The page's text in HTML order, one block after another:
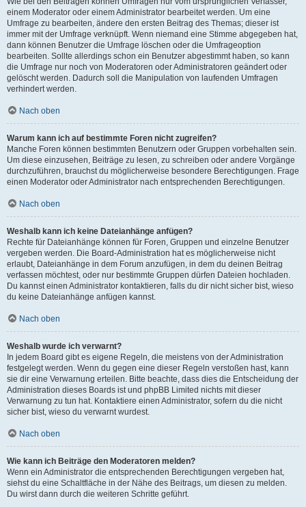
einem Moderator oder einem Administrator bearbeitet werden. Um eine
Umfrage zu bearbeiten, ändere den ersten Beitrag des Themas; dieser ist
immer mit der Umfrage verknüpft. Wenn niemand eine Stimme abgegeben hat,
dann können Benutzer die Umfrage löschen oder die Umfrageoption
bearbeiten. Sollte allerdings schon ein Benutzer abgestimmt haben, so kann
die Umfrage nur noch von Moderatoren oder Administratoren geändert oder
gelöscht werden. Dadurch soll die Manipulation von laufenden Umfragen
verhindert werden.
Nach oben
Warum kann ich auf bestimmte Foren nicht zugreifen?
Manche Foren können bestimmten Benutzern oder Gruppen vorbehalten sein.
Um diese einzusehen, Beiträge zu lesen, zu schreiben oder andere Vorgänge
durchzuführen, brauchst du möglicherweise besondere Berechtigungen. Frage
einen Moderator oder Administrator nach entsprechenden Berechtigungen.
Nach oben
Weshalb kann ich keine Dateianhänge anfügen?
Rechte für Dateianhänge können für Foren, Gruppen und einzelne Benutzer
vergeben werden. Die Board-Administration hat es möglicherweise nicht
erlaubt, Dateianhänge in dem Forum anzufügen, in dem du deinen Beitrag
verfassen möchtest, oder nur bestimmte Gruppen dürfen Dateien hochladen.
Du kannst einen Administrator kontaktieren, falls du dir nicht sicher bist, wieso
du keine Dateianhänge anfügen kannst.
Nach oben
Weshalb wurde ich verwarnt?
In jedem Board gibt es eigene Regeln, die meistens von der Administration
festgelegt werden. Wenn du gegen eine dieser Regeln verstoßen hast, kann
sie dir eine Verwarnung erteilen. Bitte beachte, dass dies die Entscheidung der
Administration dieses Boards ist und phpBB Limited nichts mit dieser
Verwarnung zu tun hat. Kontaktiere einen Administrator, sofern du die nicht
sicher bist, wieso du verwarnt wurdest.
Nach oben
Wie kann ich Beiträge den Moderatoren melden?
Wenn ein Administrator die entsprechenden Berechtigungen vergeben hat,
siehst du eine Schaltfläche in der Nähe des Beitrags, um diesen zu melden.
Du wirst dann durch die weiteren Schritte geführt.